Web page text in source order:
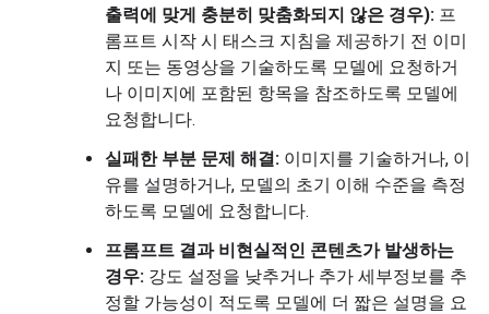
출력에 맞게 충분히 맞춤화되지 않은 경우): 프
롬프트 시작 시 태스크 지침을 제공하기 전 이미
지 또는 동영상을 기술하도록 모델에 요청하거
나 이미지에 포함된 항목을 참조하도록 모델에
요청합니다.
실패한 부분 문제 해결: 이미지를 기술하거나, 이
유를 설명하거나, 모델의 초기 이해 수준을 측정
하도록 모델에 요청합니다.
프롬프트 결과 비현실적인 콘텐츠가 발생하는
경우: 강도 설정을 낮추거나 추가 세부정보를 추
정할 가능성이 적도록 모델에 더 짧은 설명을 요